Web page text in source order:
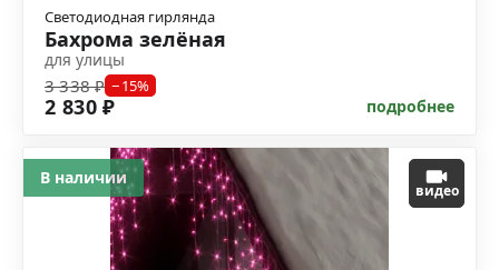
Светодиодная гирлянда
Бахрома зелёная
для улицы
3 338 ₽ −15%
2 830 ₽ подробнее
видео
В наличии